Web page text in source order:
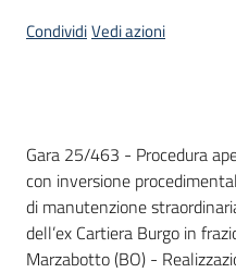
su
CondividiVedi azioni
Dati del bando
Gara 25/463 - Procedura
con inversione
di manutenzione
dell’ex Cartiera Burgo in
Marzabotto (BO) -